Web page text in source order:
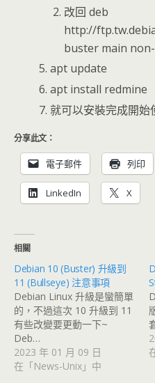
改回 deb
http://
buster main
apt update
apt install redmine
就可以安裝完成開始
分享此文：
電子郵件 列印
LinkedIn X
相關
Debian 10 (Buster) 升級到
11 (Bullseye) 注意事項
Debian Linux 升級是蠻簡單
的，不過這次 10 升級到 11
有些改變要更動一下~
Deb…
2023 年 01 月 09 日
在「News-Unix」中